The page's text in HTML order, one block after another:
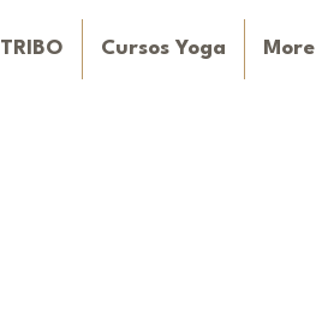
TRIBO Cursos Yoga More